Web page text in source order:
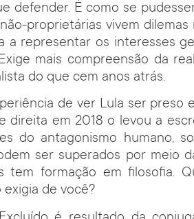
defender. É como se
proprietárias vivem
a representar os interesses
mais compreensão da
do que cem anos atrás.
de ver Lula ser preso
direita em 2018 o levou a
do antagonismo humano,
ser superados por meio
tem formação em filosofia.
de você?